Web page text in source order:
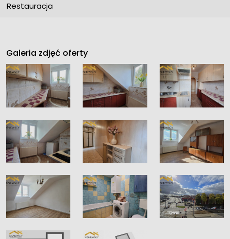
Restauracja
Galeria zdjęć oferty